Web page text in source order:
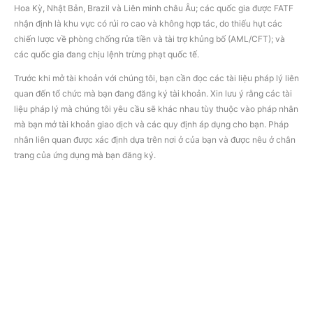
Hoa Kỳ, Nhật Bản, Brazil và Liên minh châu Âu; các quốc gia được FATF
nhận định là khu vực có rủi ro cao và không hợp tác, do thiếu hụt các
chiến lược về phòng chống rửa tiền và tài trợ khủng bố (AML/CFT); và
các quốc gia đang chịu lệnh trừng phạt quốc tế.
Trước khi mở tài khoản với chúng tôi, bạn cần đọc các tài liệu pháp lý liên
quan đến tổ chức mà bạn đang đăng ký tài khoản. Xin lưu ý rằng các tài
liệu pháp lý mà chúng tôi yêu cầu sẽ khác nhau tùy thuộc vào pháp nhân
mà bạn mở tài khoản giao dịch và các quy định áp dụng cho bạn. Pháp
nhân liên quan được xác định dựa trên nơi ở của bạn và được nêu ở chân
trang của ứng dụng mà bạn đăng ký.